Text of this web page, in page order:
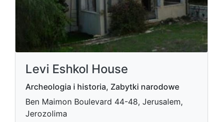
Levi Eshkol House
Archeologia i historia, Zabytki narodowe
Ben Maimon Boulevard 44-48, Jerusalem,
Jerozolima